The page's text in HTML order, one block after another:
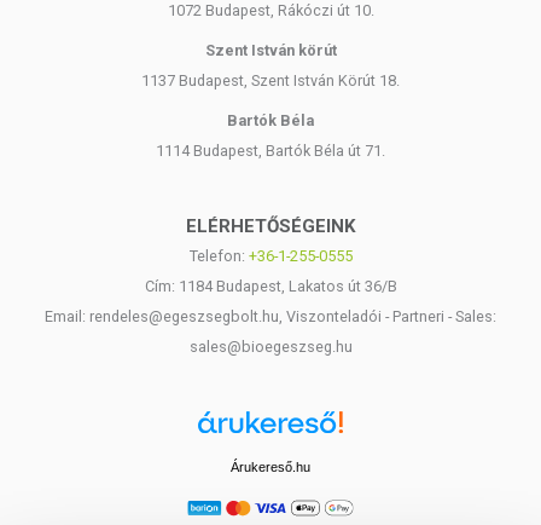
1072 Budapest, Rákóczi út 10.
Szent István körút
1137 Budapest, Szent István Körút 18.
Bartók Béla
1114 Budapest, Bartók Béla út 71.
ELÉRHETŐSÉGEINK
Telefon: +36-1-255-0555
Cím: 1184 Budapest, Lakatos út 36/B
Email: rendeles@egeszsegbolt.hu, Viszonteladói - Partneri - Sales:
sales@bioegeszseg.hu
Árukereső.hu